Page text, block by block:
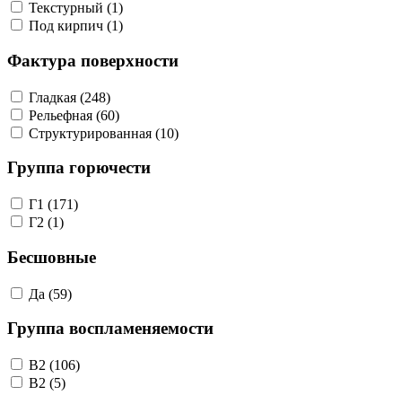
Текстурный (1)
Под кирпич (1)
Фактура поверхности
Гладкая (248)
Рельефная (60)
Структурированная (10)
Группа горючести
Г1 (171)
Г2 (1)
Бесшовные
Да (59)
Группа воспламеняемости
В2 (106)
B2 (5)